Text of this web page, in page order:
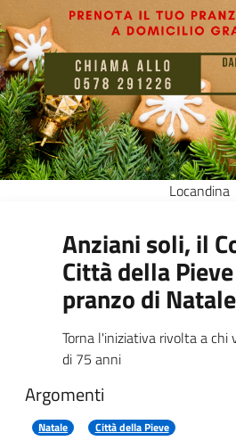
Locandina
Anziani soli, il
Città della
pranzo di Natale
Torna l'iniziativa rivolta a chi
di 75 anni
Argomenti
Natale Città della Pieve